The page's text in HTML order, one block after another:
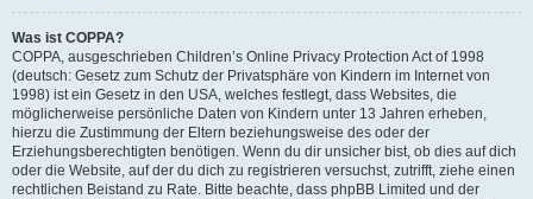
Was ist COPPA?
COPPA, ausgeschrieben Children’s Online Privacy Protection Act of 1998
(deutsch: Gesetz zum Schutz der Privatsphäre von Kindern im Internet von
1998) ist ein Gesetz in den USA, welches festlegt, dass Websites, die
möglicherweise persönliche Daten von Kindern unter 13 Jahren erheben,
hierzu die Zustimmung der Eltern beziehungsweise des oder der
Erziehungsberechtigten benötigen. Wenn du dir unsicher bist, ob dies auf dich
oder die Website, auf der du dich zu registrieren versuchst, zutrifft, ziehe einen
rechtlichen Beistand zu Rate. Bitte beachte, dass phpBB Limited und der